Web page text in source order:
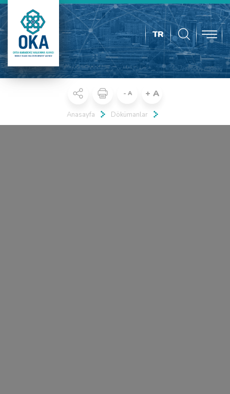
TR
- A + A
Anasayfa Dökümanlar
Real 3D Flipbook has lightbox feature - book can be displayed in the